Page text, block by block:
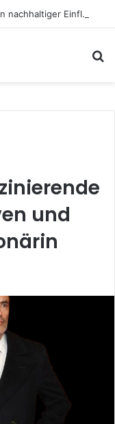
Halko Weiss: Leben, Karriere und sein nachhaltiger Einfluss auf die moderne Körperpsychotherapie
und